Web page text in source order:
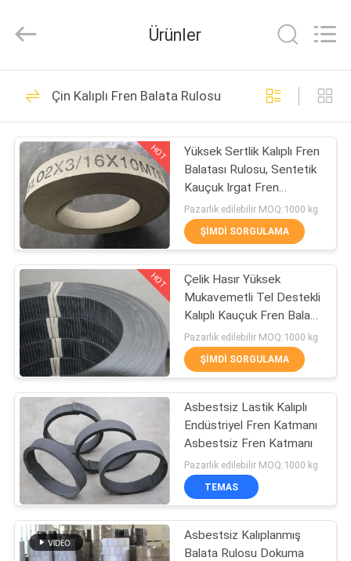
ÜRÜN:%
HAKKIMIZDA
FABRIKA
TURU
KALITE
KONTROL
BIZE
ULAŞIN
BIR
TEKLIF
ISTEĞI
Reserved.
Fren Balata Rulosu
42
Fren Rulo Astarı
23
Dokuma Balata
Rulosu
25
Ürünler
Çin Kalıplı Fren Balata Rulosu
HOT
Yüksek Sertlik Kalıplı Fren
Balatası Rulosu, Sentetik
Kauçuk Irgat Fren
Balatası
Pazarlık edilebilir MOQ:1000 kg
ŞIMDI SORGULAMA
HOT
Çelik Hasır Yüksek
Mukavemetli Tel Destekli
Kalıplı Kauçuk Fren Balata
Malzemesi
Pazarlık edilebilir MOQ:1000 kg
ŞIMDI SORGULAMA
Asbestsiz Lastik Kalıplı
Endüstriyel Fren Katmanı
Asbestsiz Fren Katmanı
Pazarlık edilebilir MOQ:1000 kg
TEMAS
Asbestsiz Kalıplanmış
Balata Rulosu Dokuma